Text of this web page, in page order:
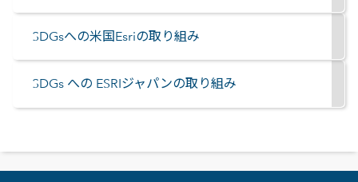
SDGsへの米国Esriの取り組み
SDGs への ESRIジャパンの取り組み